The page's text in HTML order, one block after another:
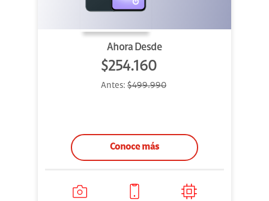
Ahora Desde
$254.160
Antes: $499.990
Conoce más